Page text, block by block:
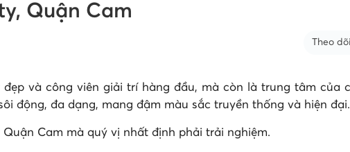
Quận Cam
Theo
và công viên giải trí hàng đầu, mà còn là trung tâm của
động, đa dạng, mang đậm màu sắc truyền thống và hiện đại.
Cam mà quý vị nhất định phải trải nghiệm.